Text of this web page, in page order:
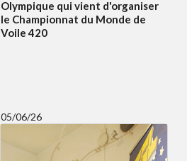
Olympique qui vient d'organiser
le Championnat du Monde de
Voile 420
05/06/26